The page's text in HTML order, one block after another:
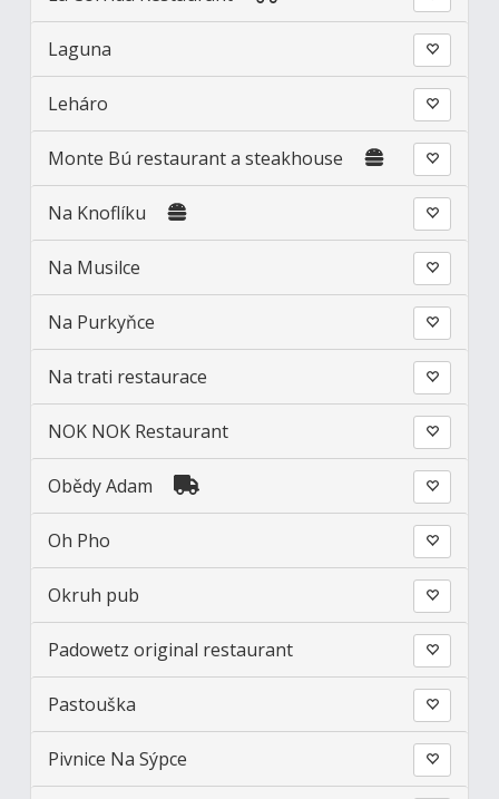
Laguna
Leháro
Monte Bú restaurant a steakhouse
Na Knoflíku
Na Musilce
Na Purkyňce
Na trati restaurace
NOK NOK Restaurant
Obědy Adam
Oh Pho
Okruh pub
Padowetz original restaurant
Pastouška
Pivnice Na Sýpce